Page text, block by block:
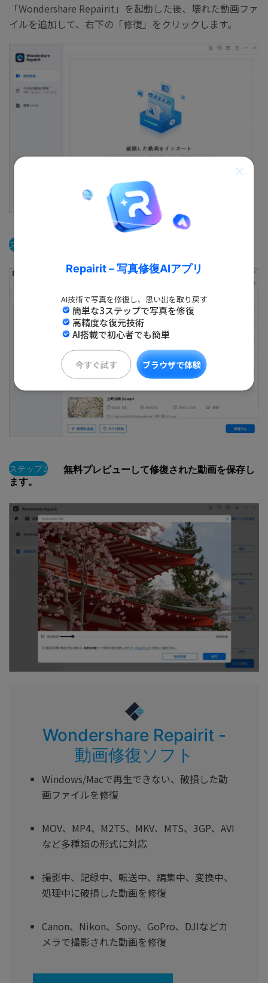
Repairit – 写真修復AIアプリ
AI技術で写真を修復し、思い出を取り戻す
簡単な3ステップで写真を修復
高精度な復元技術
AI搭載で初心者でも簡単
今すぐ試す ブラウザで体験
「Wondershare Repairit」を起動した後、壊れた動画ファ
イルを追加して、右下の「修復」をクリックします。
ステップ2
ステップ3
無料プレビューして修復された動画を保存し
ます。
Wondershare Repairit -
動画修復ソフト
Windows/Macで再生できない、破損した動
画ファイルを修復
MOV、MP4、M2TS、MKV、MTS、3GP、AVI
など多種類の形式に対応
撮影中、記録中、転送中、編集中、変換中、
処理中に破損した動画を修復
Canon、Nikon、Sony、GoPro、DJIなどカ
メラで撮影された動画を修復